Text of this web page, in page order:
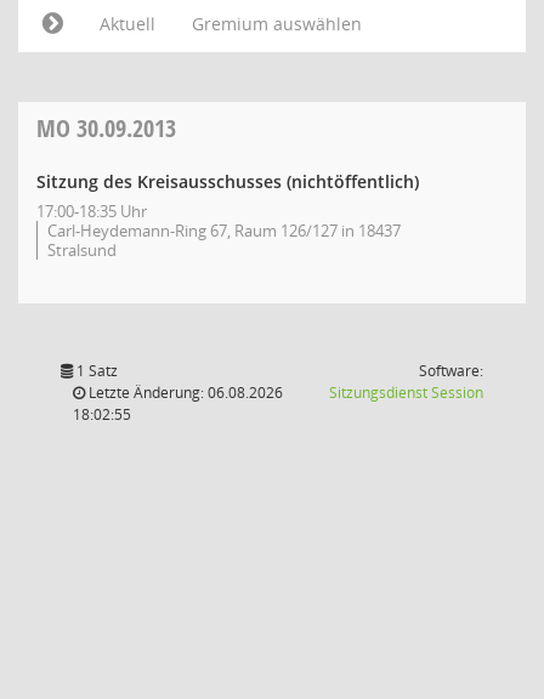
Aktuell
Gremium auswählen
MO 30.09.2013
Sitzung des Kreisausschusses (nichtöffentlich)
17:00-18:35 Uhr
Carl-Heydemann-Ring 67, Raum 126/127 in 18437
Stralsund
1 Satz
Letzte Änderung: 06.08.2026
18:02:55
Software:
SitzungsdienstSession(Wird in